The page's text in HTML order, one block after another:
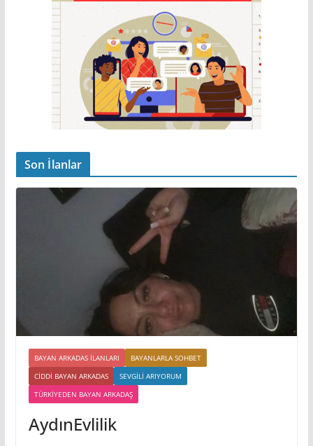
Son İlanlar
BAYAN ARKADAS ILANLARI
BAYANLARLA SOHBET
CIDDI BAYAN ARKADAS
SEVGILI ARIYORUM
TÜRKIYEDEN BAYAN ARKADAŞ
AydınEvlilik